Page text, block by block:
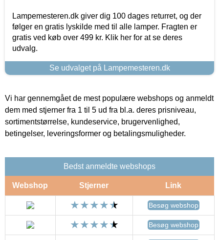
Lampemesteren.dk giver dig 100 dages returret, og der
følger en gratis lyskilde med til alle lamper. Fragten er
gratis ved køb over 499 kr. Klik her for at se deres
udvalg.
Se udvalget på Lampemesteren.dk
Vi har gennemgået de mest populære webshops og anmeldt
dem med stjerner fra 1 til 5 ud fra bl.a. deres prisniveau,
sortimentstørrelse, kundeservice, brugervenlighed,
betingelser, leveringsformer og betalingsmuligheder.
Bedst anmeldte webshops
Webshop Stjerner Link
Besøg webshop
Besøg webshop